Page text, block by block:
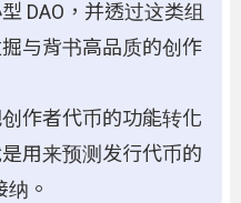
DAO，并透过这类组
与背书高品质的创作
作者代币的功能转化
用来预测发行代币的
。